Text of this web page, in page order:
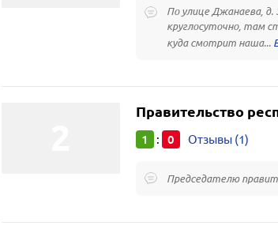
По улице Джанаева,
круглосуточно, там
куда смотрит наша...
Правительство
1 : 0 Отзывы (1)
Председателю